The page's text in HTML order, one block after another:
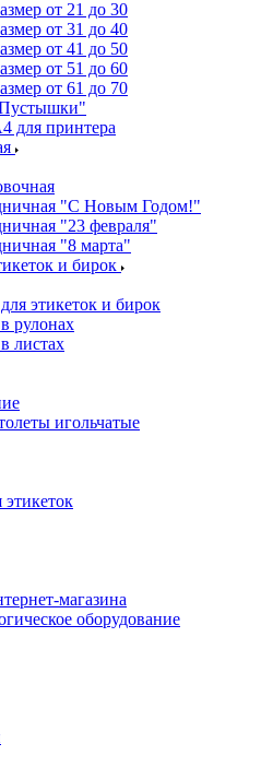
от 21 до 30
от 31 до 40
от 41 до 50
от 51 до 60
от 61 до 70
для принтера
"С Новым Годом!"
"23 февраля"
"8 марта"
и бирок
этикеток и бирок
рулонах
листах
игольчатые
этикеток
магазина
оборудование